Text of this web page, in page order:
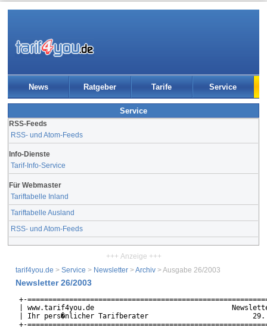
News Ratgeber Tarife Service
Service
RSS-Feeds
RSS- und Atom-Feeds
Info-Dienste
Tarif-Info-Service
Für Webmaster
Tariftabelle Inland
Tariftabelle Ausland
RSS- und Atom-Feeds
+++ Anzeige +++
tarif4you.de > Service > Newsletter >Archiv > Ausgabe 26/2003
Newsletter 26/2003
+-
| www.tarif4you.de
| Ihr pers�nlicher Tarifberater                         29.
+-